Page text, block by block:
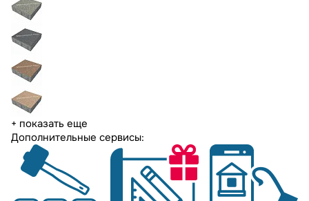
+ показать еще
Дополнительные сервисы: